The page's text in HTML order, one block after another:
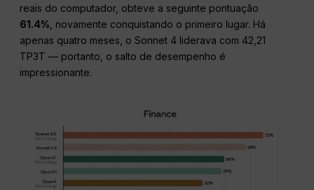
reais do computador, obteve a seguinte pontuação
61.4% , novamente conquistando o primeiro lugar. Há
apenas quatro meses, o Sonnet 4 liderava com 42,21
TP3T — portanto, o salto de desempenho é
impressionante.